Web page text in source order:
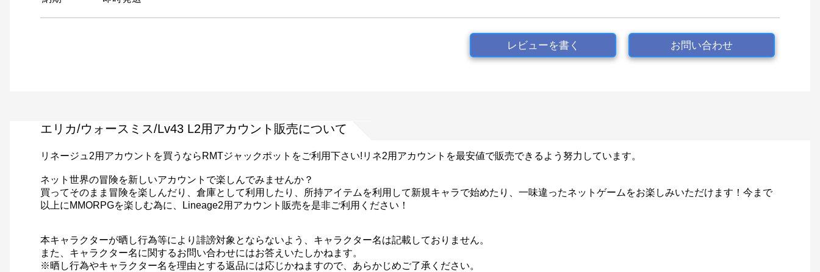
レビューを書く お問い合わせ
エリカ/ウォースミス/Lv43 L2用アカウント販売について
リネージュ2用アカウントを買うならRMTジャックポットをご利用下さい!リネ2用アカウントを最安値で販売できるよう努力しています。
ネット世界の冒険を新しいアカウントで楽しんでみませんか？
買ってそのまま冒険を楽しんだり、倉庫として利用したり、所持アイテムを利用して新規キャラで始めたり、一味違ったネットゲームをお楽しみいただけます！今まで
以上にMMORPGを楽しむ為に、Lineage2用アカウント販売を是非ご利用ください！
本キャラクターが晒し行為等により誹謗対象とならないよう、キャラクター名は記載しておりません。
また、キャラクター名に関するお問い合わせにはお答えいたしかねます。
※晒し行為やキャラクター名を理由とする返品には応じかねますので、あらかじめご了承ください。